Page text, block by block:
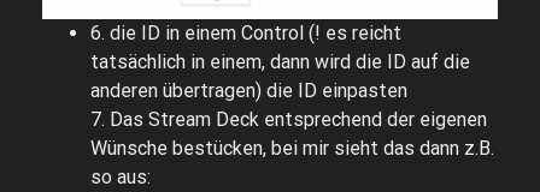
6. die ID in einem Control (! es reicht
tatsächlich in einem, dann wird die ID auf die
anderen übertragen) die ID einpasten
7. Das Stream Deck entsprechend der eigenen
Wünsche bestücken, bei mir sieht das dann z.B.
so aus: